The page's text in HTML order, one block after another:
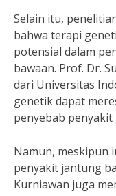
Selain itu,
bahwa terapi
potensial dalam
bawaan. Prof. Dr.
dari Universitas
genetik dapat
penyebab
Namun, meskipun
penyakit jantung
Kurniawan juga